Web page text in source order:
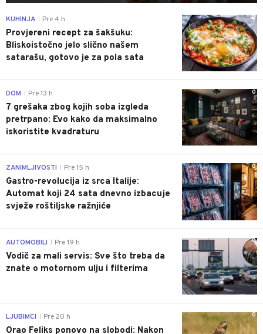
0
KUHINJA Pre 4 h
Provjereni recept za šakšuku:
Bliskoistočno jelo slično našem
satarašu, gotovo je za pola sata
0
DOM Pre 13 h
7 grešaka zbog kojih soba izgleda
pretrpano: Evo kako da maksimalno
iskoristite kvadraturu
0
ZANIMLJIVOSTI Pre 15 h
Gastro-revolucija iz srca Italije:
Automat koji 24 sata dnevno izbacuje
svježe roštiljske ražnjiće
0
AUTOMOBILI Pre 19 h
Vodič za mali servis: Sve što treba da
znate o motornom ulju i filterima
0
LJUBIMCI Pre 20 h
Orao Feliks ponovo na slobodi: Nakon